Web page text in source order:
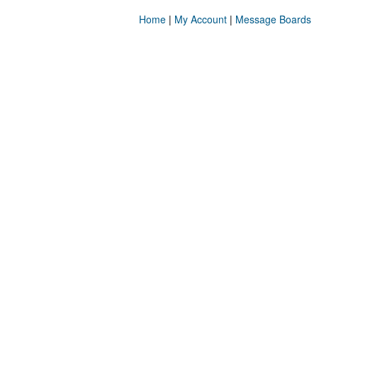
Home| My Account| Message Boards